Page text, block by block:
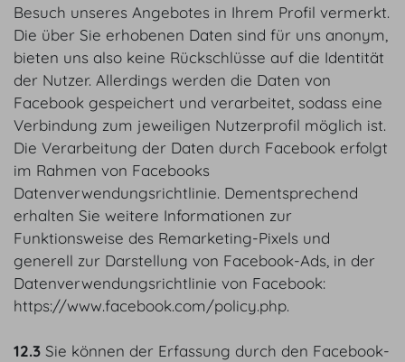
Besuch unseres Angebotes in Ihrem Profil vermerkt.
Die über Sie erhobenen Daten sind für uns anonym,
bieten uns also keine Rückschlüsse auf die Identität
der Nutzer. Allerdings werden die Daten von
Facebook gespeichert und verarbeitet, sodass eine
Verbindung zum jeweiligen Nutzerprofil möglich ist.
Die Verarbeitung der Daten durch Facebook erfolgt
im Rahmen von Facebooks
Datenverwendungsrichtlinie. Dementsprechend
erhalten Sie weitere Informationen zur
Funktionsweise des Remarketing-Pixels und
generell zur Darstellung von Facebook-Ads, in der
Datenverwendungsrichtlinie von Facebook:
https://www.facebook.com/policy.php.
12.3 Sie können der Erfassung durch den Facebook-